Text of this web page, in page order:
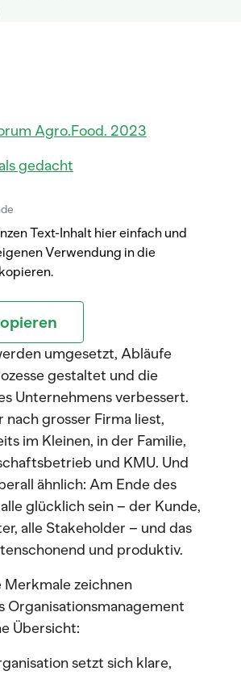
Agro.Food. 2023
gedacht
Text-Inhalt hier einfach und
Verwendung in die
umgesetzt, Abläufe
gestaltet und die
Unternehmens verbessert.
nach grosser Firma liest,
im Kleinen, in der Familie,
und KMU. Und
ähnlich: Am Ende des
glücklich sein – der Kunde,
alle Stakeholder – und das
und produktiv.
zeichnen
Organisationsmanagement
Übersicht:
setzt sich klare,